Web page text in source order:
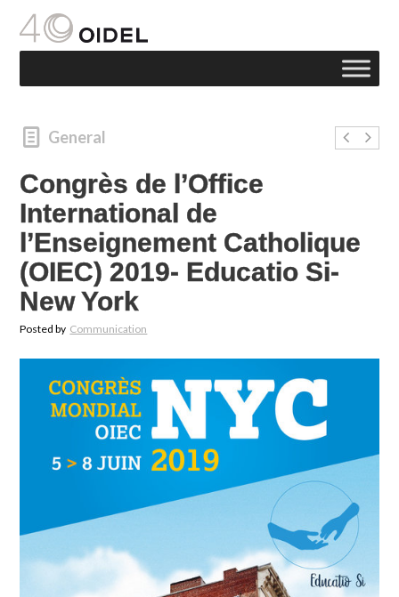
General
Congrès de l’Office
International de
l’Enseignement Catholique
(OIEC) 2019- Educatio Si-
New York
Posted by Communication